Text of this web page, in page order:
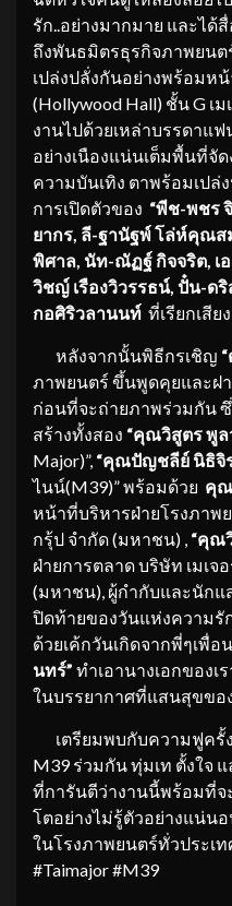
รัก..อย่างมากมาย และได้
ถึงพันธมิตรธุรกิจภาพยน
เปล่งปลั่งกันอย่างพร้อมห
(Hollywood Hall) ชั้น G เ
งานไปด้วยเหล่าบรรดาแ
อย่างเนืองแน่นเต็มพื้นที่จั
ความบันเทิง ตาพร้อมเปล่
การเปิดตัวของ “พีช-พชร
ยากร, ลี-ฐานัฐพ์ โล่ห์คุณ
พิศาล, นัท-ณัฏฐ์ กิจจริต, เ
วิชญ์ เรืองวิวรรธน์, ปั๋น-ด
กอศิริวลานนท์ ที่เรียกเสี
หลังจากนั้นพิธีกรเชิญ
ภาพยนตร์ ขึ้นพูดคุยและฝ
ก่อนที่จะถ่ายภาพร่วมกัน
สร้างทั้งสอง “คุณวิสูตร พู
Major)”, “คุณปัญชลีย์ นิธิจิ
ไนน์(M39)” พร้อมด้วย คุณ
หน้าที่บริหารฝ่ายโรงภาพ
กรุ้ป จำกัด (มหาชน) , “คุณ
ฝ่ายการตลาด บริษัท เมเจ
(มหาชน), ผู้กำกับและนักแ
ปิดท้ายของวันแห่งความรั
ด้วยเค้กวันเกิดจากพี่ๆเพื่อ
นทร์” ทำเอานางเอกของ
ในบรรยากาศที่แสนสุขข
เตรียมพบกับความฟูครั้
M39 ร่วมกัน ทุ่มเท ตั้งใจ
ที่การันตีว่างานนี้พร้อมที่
โตอย่างไม่รู้ตัวอย่างแน่น
ในโรงภาพยนตร์ทั่วประเ
#Taimajor #M39